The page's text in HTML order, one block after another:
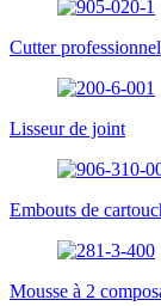
Cutter professionnel
Lisseur de joint
Embouts de
Mousse à 2